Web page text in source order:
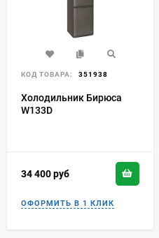
КОД ТОВАРА: 351938
Холодильник Бирюса
W133D
34 400руб